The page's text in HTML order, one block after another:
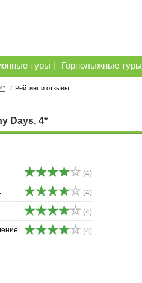
туры Горнолыжные туры
/ Рейтинг и отзывы
Days, 4*
(4)
(4)
(4)
(4)